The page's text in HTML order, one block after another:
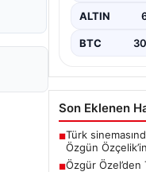
ALTIN
BTC
Son Eklenen
■Türk
Özgün
■Özgür Özel’den